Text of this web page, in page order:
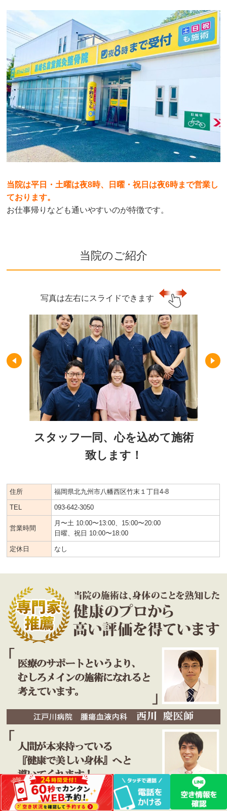
当院は平日・土曜は夜8時、日曜・祝日は夜6時まで営業し
ております。
お仕事帰りなども通いやすいのが特徴です。
当院のご紹介
写真は左右にスライドできます
スタッフ一同、心を込めて施術
致します！
住所 福岡県北九州市八幡西区竹末１丁目4-8
TEL 093-642-3050
営業時間
月〜土 10:00〜13:00、15:00〜20:00
日曜、祝日 10:00〜18:00
定休日 なし